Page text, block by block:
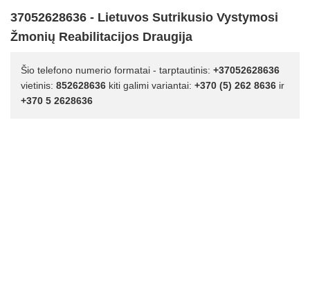
37052628636 - Lietuvos Sutrikusio Vystymosi
Žmonių Reabilitacijos Draugija
Šio telefono numerio formatai - tarptautinis: +37052628636
vietinis: 852628636 kiti galimi variantai: +370 (5) 262 8636 ir
+370 5 2628636